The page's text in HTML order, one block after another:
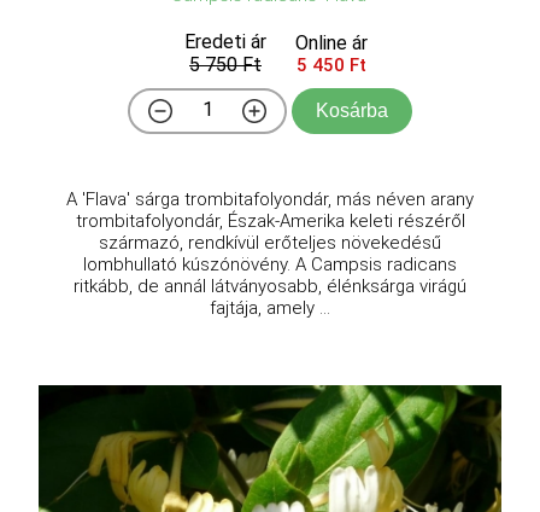
Eredeti ár
5 750 Ft
Online ár
5 450 Ft
Kosárba
A 'Flava' sárga trombitafolyondár, más néven arany
trombitafolyondár, Észak-Amerika keleti részéről
származó, rendkívül erőteljes növekedésű
lombhullató kúszónövény. A Campsis radicans
ritkább, de annál látványosabb, élénksárga virágú
fajtája, amely ...